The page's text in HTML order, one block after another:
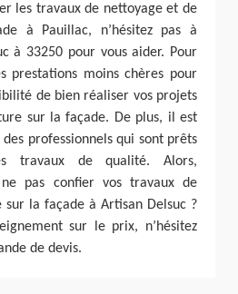
les travaux de nettoyage et de
à Pauillac, n’hésitez pas à
à 33250 pour vous aider. Pour
prestations moins chères pour
de bien réaliser vos projets
sur la façade. De plus, il est
professionnels qui sont prêts
travaux de qualité. Alors,
ne pas confier vos travaux de
la façade à Artisan Delsuc ?
sur le prix, n’hésitez
de devis.